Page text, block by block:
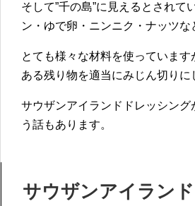
そして”千の島”に見えるとされ
ン・ゆで卵・ニンニク・ナッツ
とても様々な材料を使っていま
ある残り物を適当にみじん切り
サウザンアイランドドレッシン
う話もあります。
サウザンアイラン